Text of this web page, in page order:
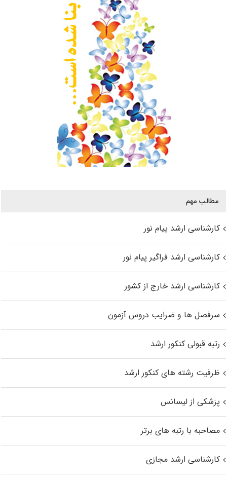
مطالب مهم
کارشناسی ارشد پیام نور
کارشناسی ارشد فراگیر پیام نور
کارشناسی ارشد خارج از کشور
سرفصل ها و ضرایب دروس آزمون
رتبه قبولی کنکور ارشد
ظرفیت رشته های کنکور ارشد
پزشکی از لیسانس
مصاحبه با رتبه های برتر
کارشناسی ارشد مجازی